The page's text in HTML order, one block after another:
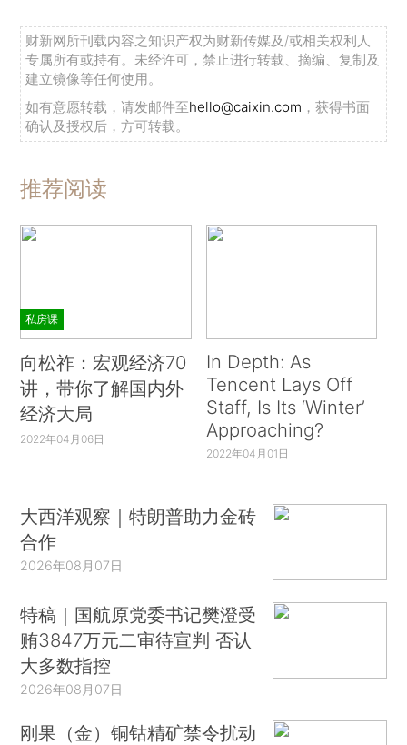
财新网所刊载内容之知识产权为财新传媒及/或相关权利人
专属所有或持有。未经许可，禁止进行转载、摘编、复制及
建立镜像等任何使用。
如有意愿转载，请发邮件至hello@caixin.com ，获得书面
确认及授权后，方可转载。
推荐阅读
私房课
向松祚：宏观经济70
讲，带你了解国内外
经济大局
2022年04月06日
In Depth: As
Tencent Lays Off
Staff, Is Its ‘Winter’
Approaching?
2022年04月01日
大西洋观察｜特朗普助力金砖
合作
2026年08月07日
特稿｜国航原党委书记樊澄受
贿3847万元二审待宣判 否认
大多数指控
2026年08月07日
刚果（金）铜钴精矿禁令扰动